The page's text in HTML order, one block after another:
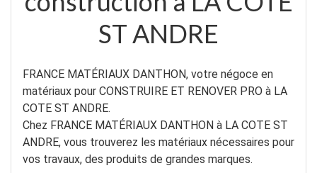
ST ANDRE
FRANCE MATÉRIAUX DANTHON, votre négoce en
matériaux pour CONSTRUIRE ET RENOVER PRO à LA
COTE ST ANDRE.
Chez FRANCE MATÉRIAUX DANTHON à LA COTE ST
ANDRE, vous trouverez les matériaux nécessaires pour
vos travaux, des produits de grandes marques.